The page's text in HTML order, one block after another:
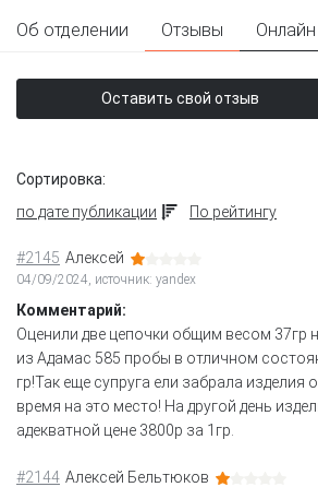
Об отделении Отзывы
Оставить свой отзыв
Сортировка:
по дате публикации
По рейтингу
#2145 Алексей
04/09/2024, источник: yandex
Комментарий:
Оценили две цепочки общим весом 37гр
из Адамас 585 пробы в отличном
гр!Так еще супруга ели забрала изделия
время на это место! На другой день
адекватной цене 3800р за 1гр.
#2144 Алексей Бельтюков